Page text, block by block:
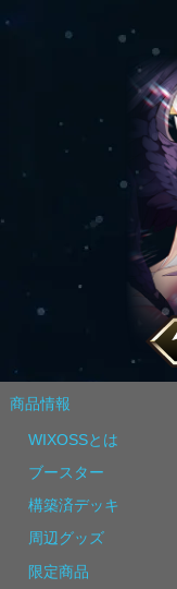
商品情報
WIXOSSとは
ブースター
構築済デッキ
周辺グッズ
限定商品